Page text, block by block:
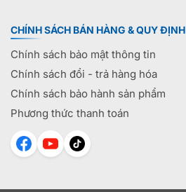
CHÍNH SÁCH BÁN HÀNG & QUY ĐỊNH
Chính sách bảo mật thông tin
Chính sách đổi - trả hàng hóa
Chính sách bảo hành sản phẩm
Phương thức thanh toán